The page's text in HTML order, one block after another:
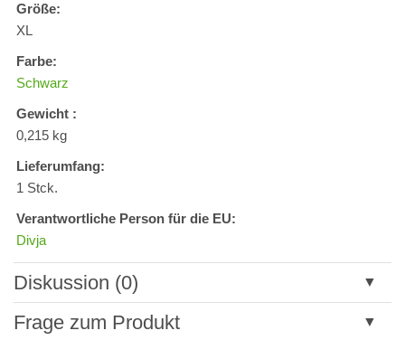
Größe:
XL
Farbe:
Schwarz
Gewicht :
0,215 kg
Lieferumfang:
1 Stck.
Verantwortliche Person für die EU:
Divja
Diskussion (0)
Neuer Kommentar
Frage zum Produkt